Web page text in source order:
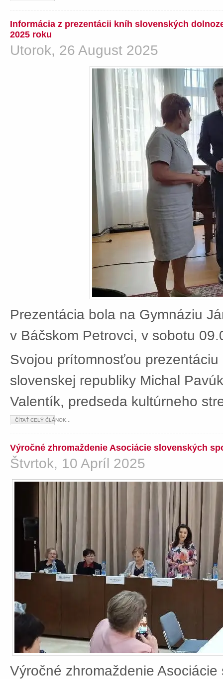
Informácia z prezentácii kníh slovenských
2025 roku
Utorok, 26 August 2025
Prezentácia bola na Gymnáziu
v Báčskom Petrovci, v sobotu
Svojou prítomnosťou
slovenskej republiky Michal
Valentík, predseda kultúrneho
ČÍTAŤ CELÝ ČLÁNOK...
Výročné zhromaždenie Asociácie slovenských
Štvrtok, 10 Apríl 2025
Výročné zhromaždenie